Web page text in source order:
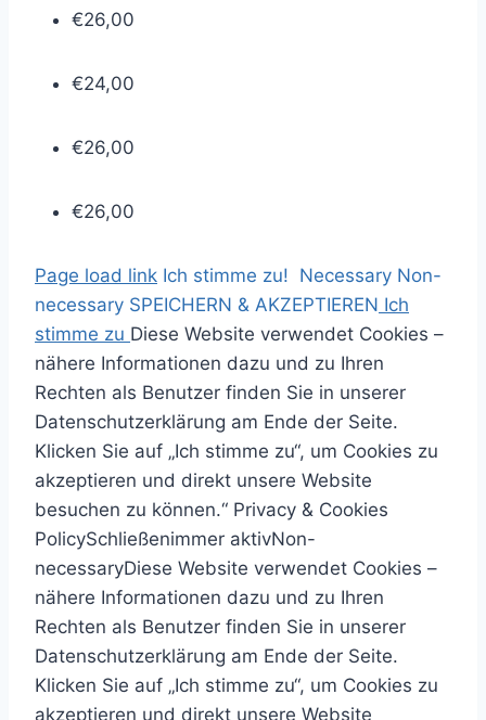
€26,00
€24,00
€26,00
€26,00
Z
u
m
I
n
h
a
l
t
s
p
r
i
n
g
e
Page load link Ich stimme zu! Necessary Non-
necessary SPEICHERN & AKZEPTIEREN Ich
stimme zu N
a
c
h
o
b
e
n
S
u
c
h
e
n
a
c
h
:
C
l
o
s
e
p
r
o
d
u
c
t
q
u
Diese Website verwendet Cookies –
nähere Informationen dazu und zu Ihren
Rechten als Benutzer finden Sie in unserer
Datenschutzerklärung am Ende der Seite.
Klicken Sie auf „Ich stimme zu“, um Cookies zu
akzeptieren und direkt unsere Website
besuchen zu können.“ Privacy & Cookies
PolicySchließenimmer aktivNon-
necessaryDiese Website verwendet Cookies –
nähere Informationen dazu und zu Ihren
Rechten als Benutzer finden Sie in unserer
Datenschutzerklärung am Ende der Seite.
Klicken Sie auf „Ich stimme zu“, um Cookies zu
akzeptieren und direkt unsere Website